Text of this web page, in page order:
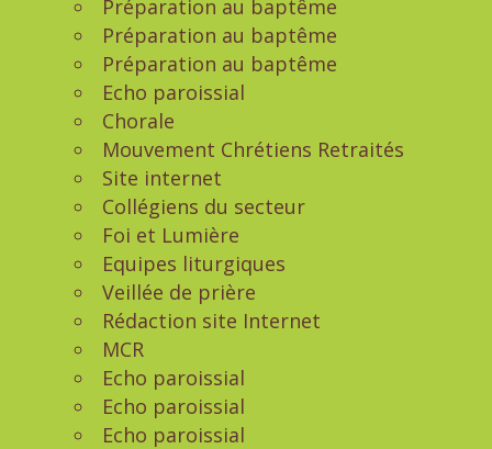
Préparation au baptême
Préparation au baptême
Préparation au baptême
Echo paroissial
Chorale
Mouvement Chrétiens Retraités
Site internet
Collégiens du secteur
Foi et Lumière
Equipes liturgiques
Veillée de prière
Rédaction site Internet
MCR
Echo paroissial
Echo paroissial
Echo paroissial